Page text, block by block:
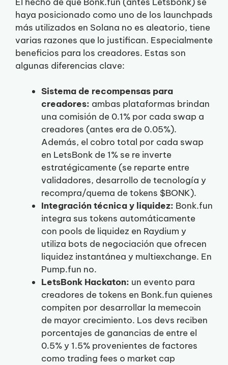
haya posicionado como uno de los launchpads
más utilizados en Solana no es aleatorio, tiene
varias razones que lo justifican. Especialmente
beneficios para los creadores. Estas son
algunas diferencias clave:
Sistema de recompensas para
creadores: ambas plataformas brindan
una comisión de 0.1% por cada swap a
creadores (antes era de 0.05%).
Además, el cobro total por cada swap
en LetsBonk de 1% se re inverte
estratégicamente (se reparte entre
validadores, desarrollo de tecnología y
recompra/quema de tokens $BONK).
Integración técnica y liquidez: Bonk.fun
integra sus tokens automáticamente
con pools de liquidez en Raydium y
utiliza bots de negociación que ofrecen
liquidez instantánea y multiexchange. En
Pump.fun no.
LetsBonk Hackaton: un evento para
creadores de tokens en Bonk.fun quienes
compiten por desarrollar la memecoin
de mayor crecimiento. Los devs reciben
porcentajes de ganancias de entre el
0.5% y 1.5% provenientes de factores
como trading fees o market cap